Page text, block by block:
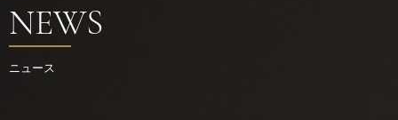
NEWS
ニュース